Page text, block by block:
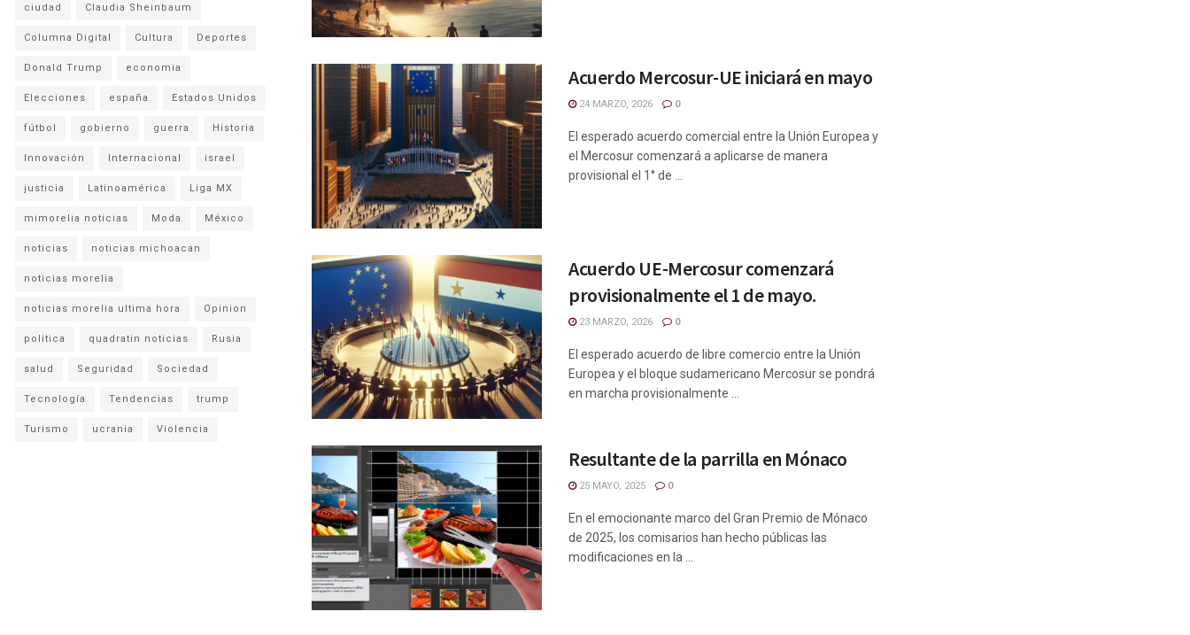
Acuerdo Mercosur-UE iniciará en mayo
24 MARZO, 2026 0
El esperado acuerdo comercial entre la Unión Europea y
el Mercosur comenzará a aplicarse de manera
provisional el 1° de ...
Acuerdo UE-Mercosur comenzará
provisionalmente el 1 de mayo.
23 MARZO, 2026 0
El esperado acuerdo de libre comercio entre la Unión
Europea y el bloque sudamericano Mercosur se pondrá
en marcha provisionalmente ...
Resultante de la parrilla en Mónaco
25 MAYO, 2025 0
En el emocionante marco del Gran Premio de Mónaco
de 2025, los comisarios han hecho públicas las
modificaciones en la ...
ciudad Claudia Sheinbaum
Columna Digital Cultura Deportes
Donald Trump economia
Elecciones españa Estados Unidos
fútbol gobierno guerra Historia
Innovación Internacional israel
justicia Latinoamérica Liga MX
mimorelia noticias Moda México
noticias noticias michoacan
noticias morelia
noticias morelia ultima hora Opinion
politica quadratin noticias Rusia
salud Seguridad Sociedad
Tecnología Tendencias trump
Turismo ucrania Violencia